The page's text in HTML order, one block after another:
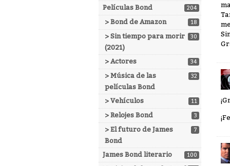
204
Películas Bond
18
> Bond de Amazon
30
> Sin tiempo para morir
(2021)
34
> Actores
32
> Música de las
películas Bond
11
> Vehículos
3
> Relojes Bond
7
> El futuro de James
Bond
100
James Bond literario